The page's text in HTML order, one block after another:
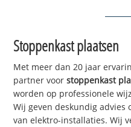
Stoppenkast plaatsen
Met meer dan 20 jaar
partner voorstoppenkast
worden op professionele
Wij geven deskundig advies
van elektro-installaties. Wij